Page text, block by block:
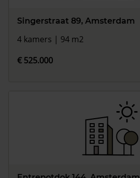
Singerstraat 89, Amsterdam
4 kamers | 94 m2
€ 525.000